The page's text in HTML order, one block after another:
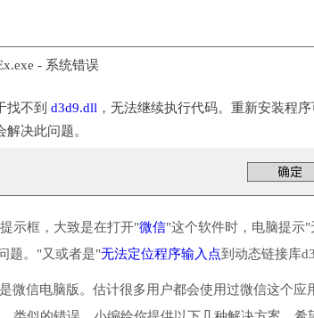
- 系统错误
找不到 d3d9.dll ，无法继续执行代码。重新安装程序
解决此问题。
示框，大致是在打开"微信"这个软件时，电脑提示
题。"又或者是"无法定位程序输入点到动态链接库
微信电脑版。估计很多用户都会使用过微信这个